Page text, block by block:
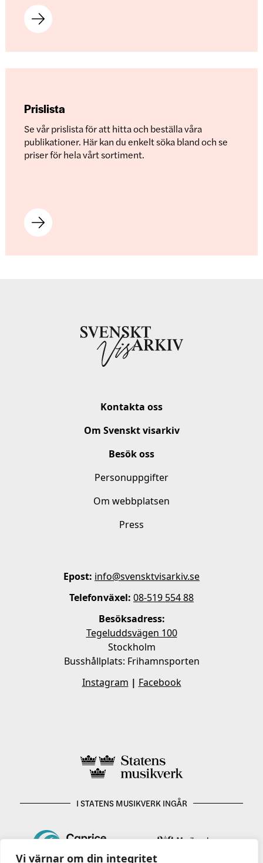
Vi värnar om din integritet
Prislista
Se vår prislista för att hitta och beställa våra
publikationer. Här kan du enkelt söka bland och se
priser för hela vårt sortiment.
Kontakta oss
Om Svenskt visarkiv
Besök oss
Personuppgifter
Om webbplatsen
Press
Epost: info@svensktvisarkiv.se
Telefonväxel: 08-519 554 88
Besöksadress:
Tegeluddsvägen 100
Stockholm
Busshållplats: Frihamnsporten
Instagram | Facebook
I STATENS MUSIKVERK INGÅR